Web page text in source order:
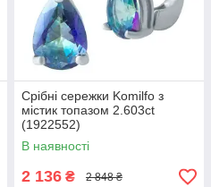
Срібні сережки Komilfo з
містик топазом 2.603ct
(1922552)
В наявності
2 136 ₴ 2 848 ₴